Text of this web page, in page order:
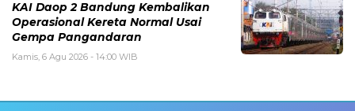
KAI Daop 2 Bandung Kembalikan
Operasional Kereta Normal Usai
Gempa Pangandaran
Kamis, 6 Agu 2026 - 14:00 WIB